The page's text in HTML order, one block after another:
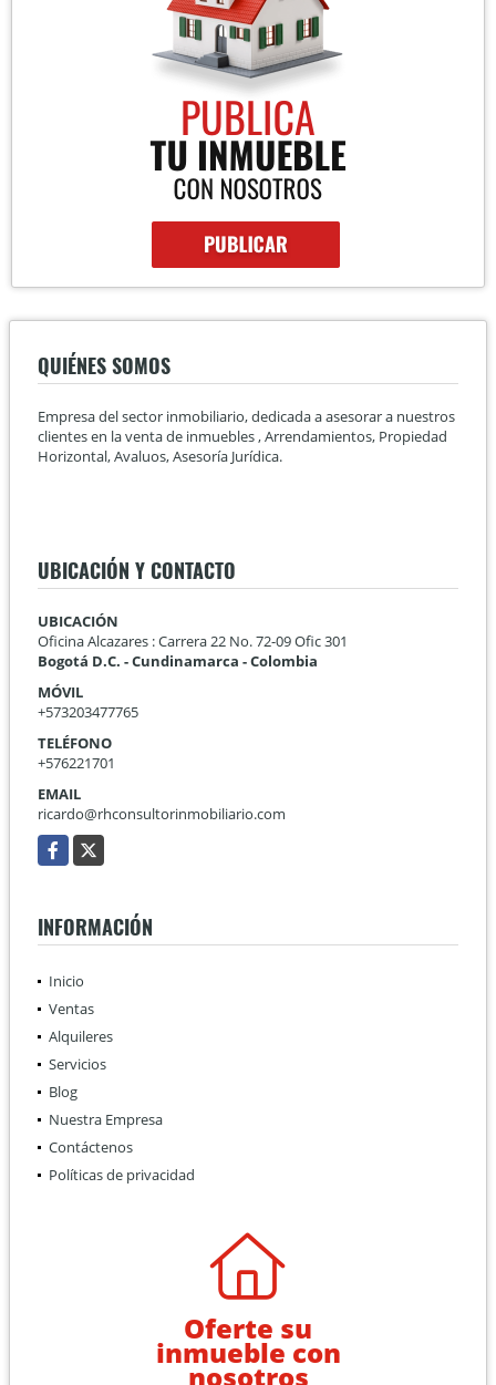
QUIÉNES SOMOS
Empresa del sector inmobiliario, dedicada a asesorar a nuestros
clientes en la venta de inmuebles , Arrendamientos, Propiedad
Horizontal, Avaluos, Asesoría Jurídica.
UBICACIÓN Y CONTACTO
UBICACIÓN
Oficina Alcazares : Carrera 22 No. 72-09 Ofic 301
Bogotá D.C. - Cundinamarca - Colombia
MÓVIL
+573203477765
TELÉFONO
+576221701
EMAIL
ricardo@rhconsultorinmobiliario.com
Facebook
X
INFORMACIÓN
Inicio
Ventas
Alquileres
Servicios
Blog
Nuestra Empresa
Contáctenos
Políticas de privacidad
Oferte su
inmueble con
nosotros